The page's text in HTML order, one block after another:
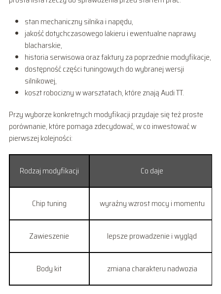
stan mechaniczny silnika i napędu,
jakość dotychczasowego lakieru i ewentualne naprawy
blacharskie,
historia serwisowa oraz faktury za poprzednie modyfikacje,
dostępność części tuningowych do wybranej wersji
silnikowej,
koszt robocizny w warsztatach, które znają Audi TT.
Przy wyborze konkretnych modyfikacji przydaje się też proste
porównanie, które pomaga zdecydować, w co inwestować w
pierwszej kolejności:
Rodzaj modyfikacji Co daje
Chip tuning wyraźny wzrost mocy i momentu
Zawieszenie lepsze prowadzenie i wygląd
Body kit zmiana charakteru nadwozia